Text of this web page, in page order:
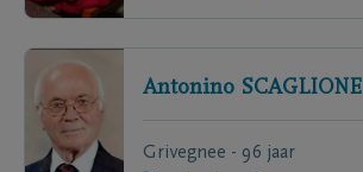
Antonino SCAGLIONE
Grivegnee - 96 jaar